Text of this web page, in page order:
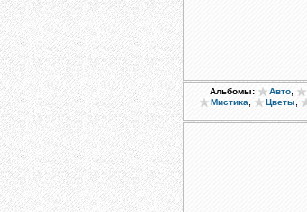
Альбомы: Авто
Мистика Цветы